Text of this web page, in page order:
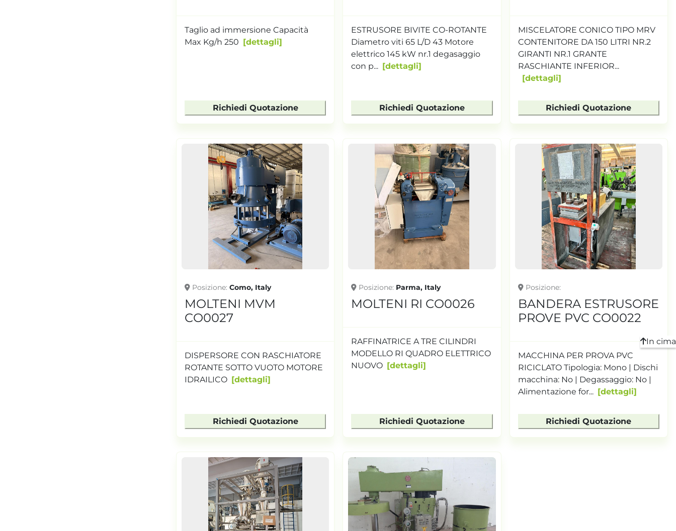
Taglio ad immersione Capacità
Max Kg/h 250
dettagli
Richiedi Quotazione
ESTRUSORE BIVITE CO-ROTANTE
Diametro viti 65 L/D 43 Motore
elettrico 145 kW nr.1 degasaggio
con p...
dettagli
Richiedi Quotazione
MISCELATORE CONICO TIPO MRV
CONTENITORE DA 150 LITRI NR.2
GIRANTI NR.1 GRANTE
RASCHIANTE INFERIOR...
dettagli
Richiedi Quotazione
Posizione Como, Italy
MOLTENI MVM
CO0027
DISPERSORE CON RASCHIATORE
ROTANTE SOTTO VUOTO MOTORE
IDRAILICO
dettagli
Richiedi Quotazione
Posizione Parma, Italy
MOLTENI RI CO0026
RAFFINATRICE A TRE CILINDRI
MODELLO RI QUADRO ELETTRICO
NUOVO
dettagli
Richiedi Quotazione
Posizione
BANDERA ESTRUSORE
PROVE PVC CO0022
MACCHINA PER PROVA PVC
RICICLATO Tipologia: Mono | Dischi
macchina: No | Degassaggio: No |
Alimentazione for...
dettagli
Richiedi Quotazione
In cima